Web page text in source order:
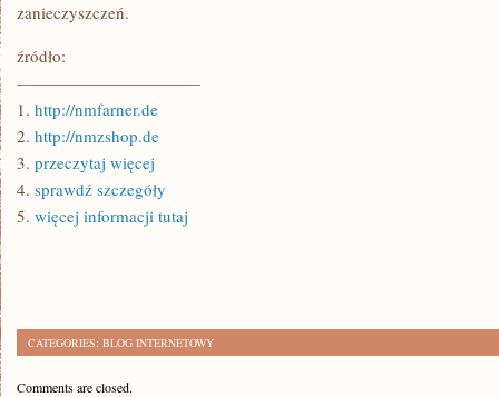
zanieczyszczeń.
źródło:
———————————
1. http://nmfarner.de
2. http://nmzshop.de
3. przeczytaj więcej
4. sprawdź szczegóły
5. więcej informacji tutaj
CATEGORIES: BLOG INTERNETOWY
Comments are closed.